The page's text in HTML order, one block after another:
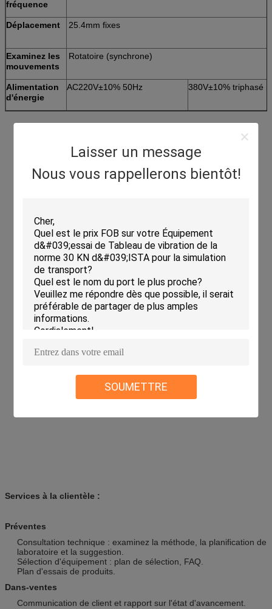
Laisser un message
Nous vous rappellerons bientôt!
SOUMETTRE
fréquence
Déplacement 25.4mm fixes
Examinez les
mouvements
Rotatoire (synchrone)
Alimentation
d'énergie
AC220V±10% 50Hz 380V±10% triphasé
Services à la clientèle :
Préventes
Consultation technique : examinez la méthode, la planification de
laboratoire et la suggestion.
Sélection d'équipement : plan de sélection, FAQ.
Plan d'essais de produits.
Dans-ventes
Communication de client et rapport sur l'état d'avancement.